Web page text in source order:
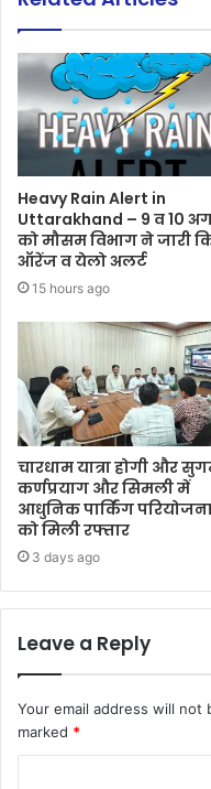
Heavy Rain Alert in
Uttarakhand – 9 व 10
को मौसम विभाग ने जारी
ऑरेंज व येलो अलर्ट
15 hours ago
चारधाम यात्रा होगी और
कर्णप्रयाग और सिमली में
आधुनिक पार्किंग
को मिली रफ्तार
3 days ago
Leave a Reply
Your email address will not
marked *